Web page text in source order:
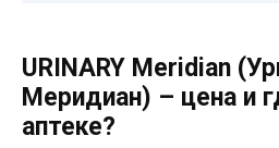
URINARY Meridian
Меридиан) – цена и
аптеке?